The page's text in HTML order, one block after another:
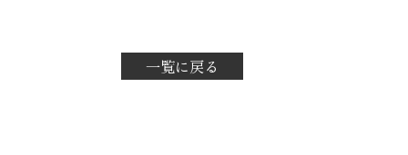
一覧に戻る